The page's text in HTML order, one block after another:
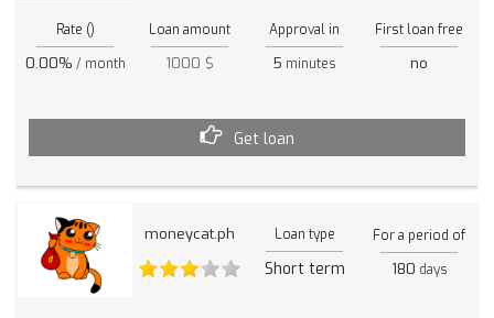
Rate ()
0.00% / month
Loan amount
1000 $
Approval in
5 minutes
First loan free
no
Get loan
moneycat.ph Loan type
Short term
For a period of
180 days